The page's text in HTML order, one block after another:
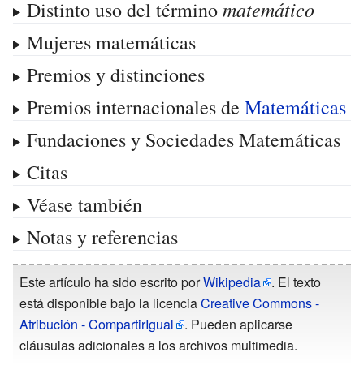
Distinto uso del términomatemático
Mujeres matemáticas
Premios y distinciones
Premios internacionales de Matemáticas
Fundaciones y Sociedades Matemáticas
Citas
Véase también
Notas y referencias
Este artículo ha sido escrito porWikipedia
. El texto
está disponible bajo la licenciaCreative Commons -
Atribución - CompartirIgual
. Pueden aplicarse
cláusulas adicionales a los archivos multimedia.